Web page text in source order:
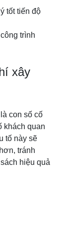
tốt tiến độ
trình
xây
con số cố
khách quan
tố này sẽ
tránh
hiệu quả